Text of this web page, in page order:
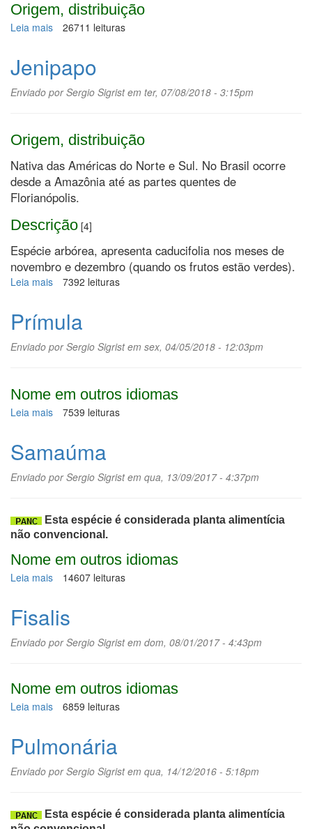
Origem, distribuição
Leia mais sobre
26711 leituras
Jenipapo
Enviado porSergio Sigristem ter, 07/08/2018 - 3:15pm
Origem, distribuição
Nativa das Américas do Norte e Sul. No Brasil ocorre
desde a Amazônia até as partes quentes de
Florianópolis.
Descrição [4]
Espécie arbórea, apresenta caducifolia nos meses de
novembro e dezembro (quando os frutos estão verdes).
Leia mais sobre
7392 leituras
Prímula
Enviado porSergio Sigristem sex, 04/05/2018 - 12:03pm
Nome em outros idiomas
Leia mais sobre
7539 leituras
Samaúma
Enviado porSergio Sigristem qua, 13/09/2017 - 4:37pm
Esta espécie é considerada planta alimentícia
não convencional.
Nome em outros idiomas
Leia mais sobre
14607 leituras
Fisalis
Enviado porSergio Sigristem dom, 08/01/2017 - 4:43pm
Nome em outros idiomas
Leia mais sobre
6859 leituras
Pulmonária
Enviado porSergio Sigristem qua, 14/12/2016 - 5:18pm
Esta espécie é considerada planta alimentícia